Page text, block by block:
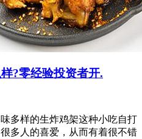
?零经验投资者开.
样的生炸鸡架这种小吃自打
多人的喜爱，从而有着很不错